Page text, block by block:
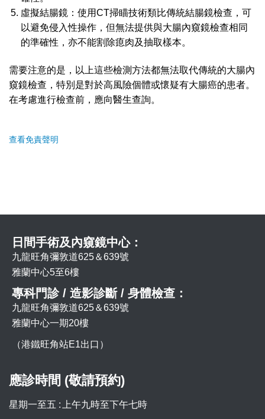
虛擬結腸鏡：使用CT掃瞄技術類比傳統結腸鏡檢查，可
以避免侵入性操作，但無法提供與大腸內窺鏡檢查相同
的準確性，亦不能割除瘜肉及抽取樣本。
需要注意的是，以上這些檢測方法都無法取代傳統的大腸內
窺鏡檢查，特別是對於高風險個體或懷疑有大腸癌的患者。
在考慮進行檢查前，應向醫生查詢。
查看免責聲明
日間手術及內窺鏡中心：
九龍旺角彌敦道625＆639號
雅蘭中心5至6樓
專科門診 / 造影診斷 / 身體檢查：
九龍旺角彌敦道625＆639號
雅蘭中心一期20樓
（港鐵旺角站E1出口）
應診時間 (敬請預約)
星期一至五 : 上午九時至下午七時